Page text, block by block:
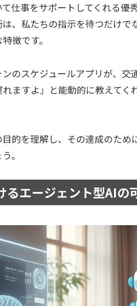
仕事をサポートしてくれる
、私たちの指示を待つだけで
徴です。
のスケジュールアプリが、
ますよ」と能動的に教えて
的を理解し、その達成のた
。
るエージェント型AIの